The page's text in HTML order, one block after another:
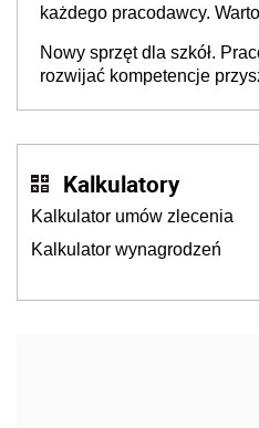
każdego pracodawcy.
Nowy sprzęt dla szkół.
rozwijać kompetencje
Kalkulatory
Kalkulator umów zlecenia
Kalkulator wynagrodzeń